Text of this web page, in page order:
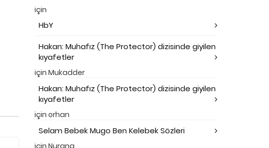
için
HbY
Hakan: Muhafız (The Protector) dizisinde giyilen
kıyafetler
için Mukadder
Hakan: Muhafız (The Protector) dizisinde giyilen
kıyafetler
için orhan
Selam Bebek Mugo Ben Kelebek Sözleri
için Nurana